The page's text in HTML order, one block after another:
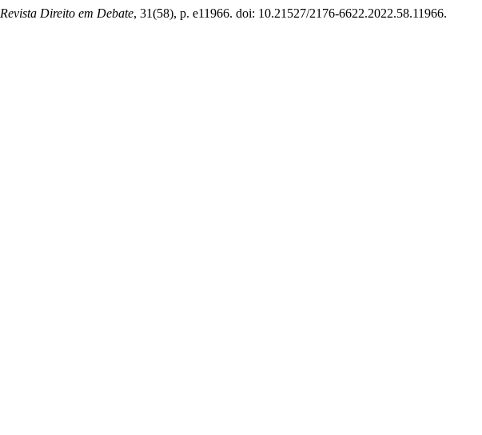
Revista Direito em Debate, 31(58), p. e11966. doi: 10.21527/2176-6622.2022.58.11966.